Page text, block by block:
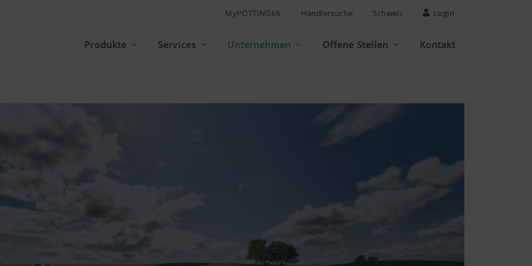
MyPÖTTINGER Händlersuche Schweiz Login
Produkte Services Unternehmen Offene Stellen Kontakt